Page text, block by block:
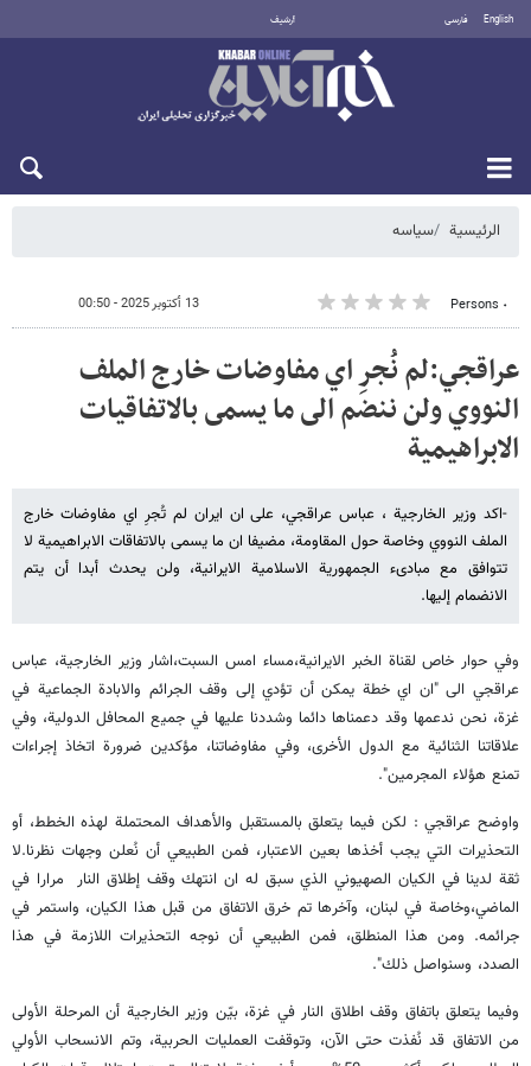
English فارسی أرشيف
الرئيسية سیاسه
٠ Persons 13 أكتوبر 2025 - 00:50
عراقجي:لم نُجرِ اي مفاوضات خارج الملف
النووي ولن ننضم الى ما يسمى بالاتفاقيات
الابراهيمية
-اكد وزير الخارجية ، عباس عراقجي، على ان ايران لم تُجرِ اي مفاوضات خارج
الملف النووي وخاصة حول المقاومة، مضيفا ان ما يسمى بالاتفاقات الابراهيمية لا
تتوافق مع مبادىء الجمهورية الاسلامية الايرانية، ولن يحدث أبدا أن يتم
الانضمام إليها.
وفي حوار خاص لقناة الخبر الايرانية،مساء امس السبت،اشار وزير الخارجية، عباس
عراقجي الى "ان اي خطة يمكن أن تؤدي إلى وقف الجرائم والابادة الجماعية في
غزة، نحن ندعمها وقد دعمناها دائما وشددنا عليها في جميع المحافل الدولية، وفي
علاقاتنا الثنائية مع الدول الأخرى، وفي مفاوضاتنا، مؤكدين ضرورة اتخاذ إجراءات
تمنع هؤلاء المجرمين".
واوضح عراقجي : لكن فيما يتعلق بالمستقبل والأهداف المحتملة لهذه الخطط، أو
التحذيرات التي يجب أخذها بعين الاعتبار، فمن الطبيعي أن نُعلن وجهات نظرنا.لا
ثقة لدينا في الكيان الصهيوني الذي سبق له ان انتهك وقف إطلاق النار مرارا في
الماضي،وخاصة في لبنان، وآخرها تم خرق الاتفاق من قبل هذا الكيان، واستمر في
جرائمه. ومن هذا المنطلق، فمن الطبيعي أن نوجه التحذيرات اللازمة في هذا
الصدد، وسنواصل ذلك".
وفيما يتعلق باتفاق وقف اطلاق النار في غزة، بيّن وزير الخارجية أن المرحلة الأولى
من الاتفاق قد نُفذت حتى الآن، وتوقفت العمليات الحربية، وتم الانسحاب الأولي